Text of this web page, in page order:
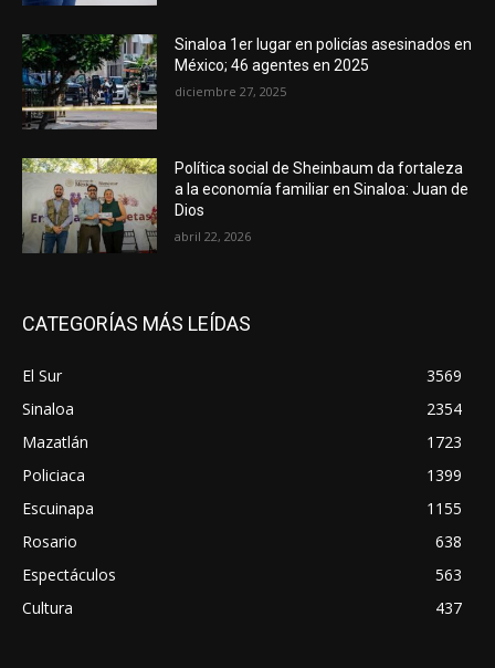
Sinaloa 1er lugar en policías asesinados en
México; 46 agentes en 2025
diciembre 27, 2025
Política social de Sheinbaum da fortaleza
a la economía familiar en Sinaloa: Juan de
Dios
abril 22, 2026
CATEGORÍAS MÁS LEÍDAS
El Sur
3569
Sinaloa
2354
Mazatlán
1723
Policiaca
1399
Escuinapa
1155
Rosario
638
Espectáculos
563
Cultura
437